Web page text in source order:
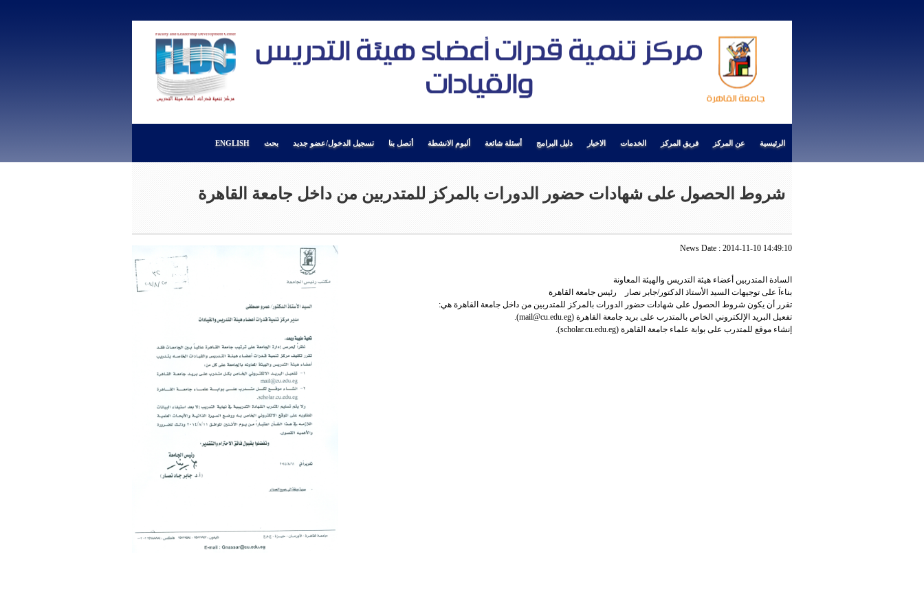
الرئيسية عن المركز فريق المركز الخدمات الاخبار دليل البرامج أسئلة شائعة ألبوم الانشطة أتصل بنا تسجيل الدخول/عضو جديد بحث ENGLISH
شروط الحصول على شهادات حضور الدورات بالمركز للمتدربين من داخل جامعة القاهرة
News Date : 2014-11-10 14:49:10
السادة المتدربين أعضاء هيئة التدريس والهيئة المعاونة
بناءاَ على توجيهات السيد الأستاذ الدكتور/جابر نصار رئيس جامعة القاهرة
تقرر أن يكون شروط الحصول على شهادات حضور الدورات بالمركز للمتدربين من داخل جامعة القاهرة هي:
تفعيل البريد الإلكتروني الخاص بالمتدرب على بريد جامعة القاهرة (mail@cu.edu.eg).
إنشاء موقع للمتدرب على بوابة علماء جامعة القاهرة (scholar.cu.edu.eg).